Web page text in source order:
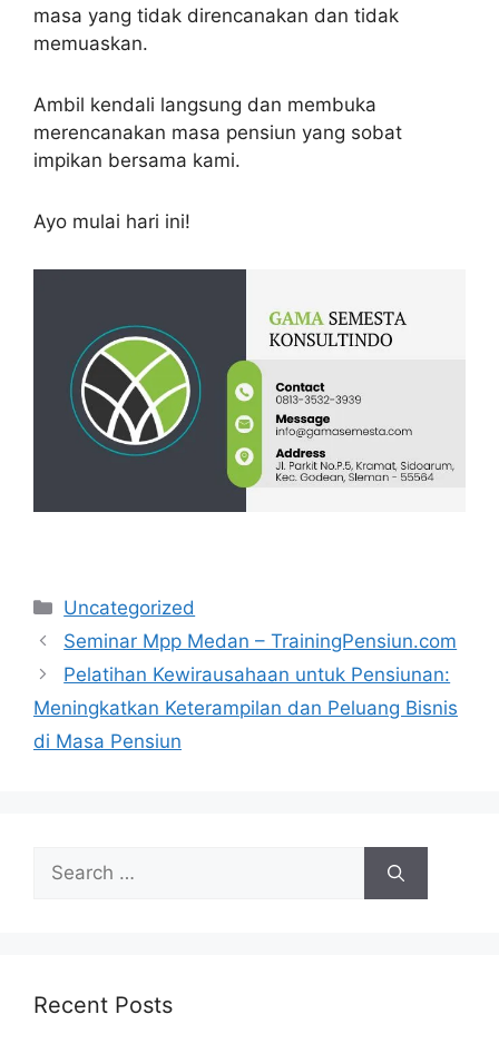
masa yang tidak direncanakan dan tidak
memuaskan.
Ambil kendali langsung dan membuka
merencanakan masa pensiun yang sobat
impikan bersama kami.
Ayo mulai hari ini!
Categories
Uncategorized
Seminar Mpp Medan – TrainingPensiun.com
Pelatihan Kewirausahaan untuk Pensiunan:
Meningkatkan Keterampilan dan Peluang Bisnis
di Masa Pensiun
Search
for:
Recent Posts